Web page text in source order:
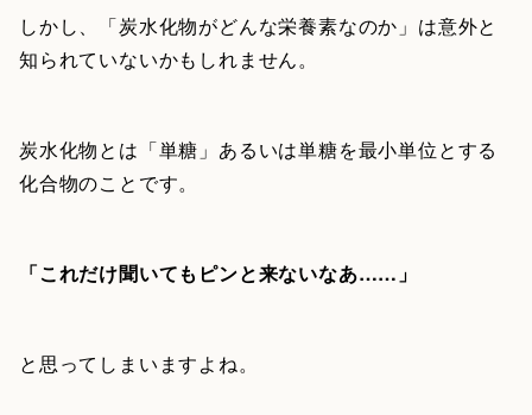
しかし、「炭水化物がどんな栄養素なのか」は意外と
知られていないかもしれません。
炭水化物とは「単糖」あるいは単糖を最小単位とする
化合物のことです。
「これだけ聞いてもピンと来ないなあ……」
と思ってしまいますよね。